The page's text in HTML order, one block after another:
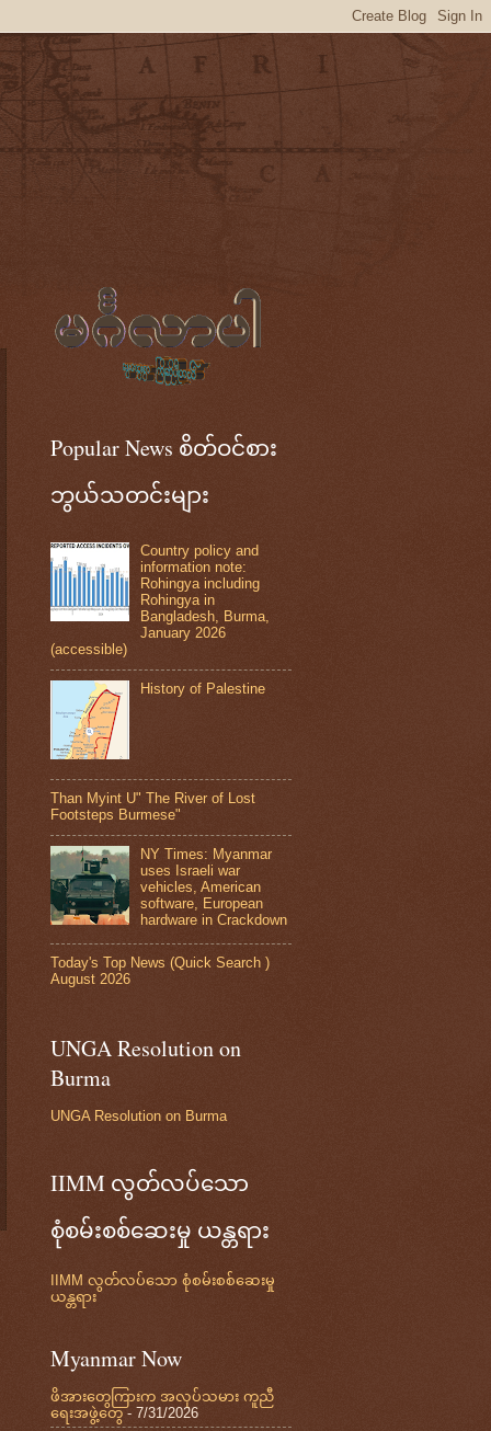
Popular News စိတ်ဝင်စား
ဘွယ်သတင်းများ
Country policy and
information note:
Rohingya including
Rohingya in
Bangladesh, Burma,
January 2026
(accessible)
History of Palestine
Than Myint U" The River of Lost
Footsteps Burmese"
NY Times: Myanmar
uses Israeli war
vehicles, American
software, European
hardware in Crackdown
Today's Top News (Quick Search )
August 2026
UNGA Resolution on
Burma
UNGA Resolution on Burma
IIMM လွတ်လပ်သော
စုံစမ်းစစ်ဆေးမှု ယန္တရား
IIMM လွတ်လပ်သော စုံစမ်းစစ်ဆေးမှု
ယန္တရား
Myanmar Now
ဖိအားတွေကြားက အလုပ်သမား ကူညီ
ရေးအဖွဲ့တွေ- 7/31/2026